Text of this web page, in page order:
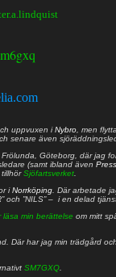
uppvuxen iNybro , men
senare även
Göteborg, där jag
(samt ibland även
tillhörSjöfartsverket
iNorrköping . Där arbetade
och ”NILS” – i en delad
läsa min berättelse om mitt
Där har jag min trädgård
SM7GXQ